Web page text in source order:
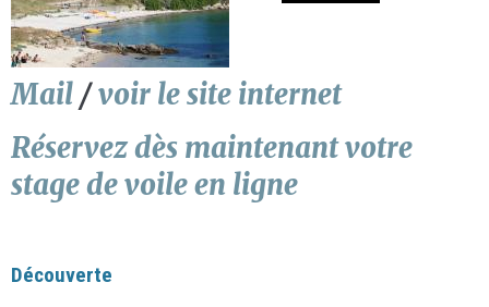
Mail/voir le site internet
Réservez dès maintenant votre
stage de voile en ligne
Découverte